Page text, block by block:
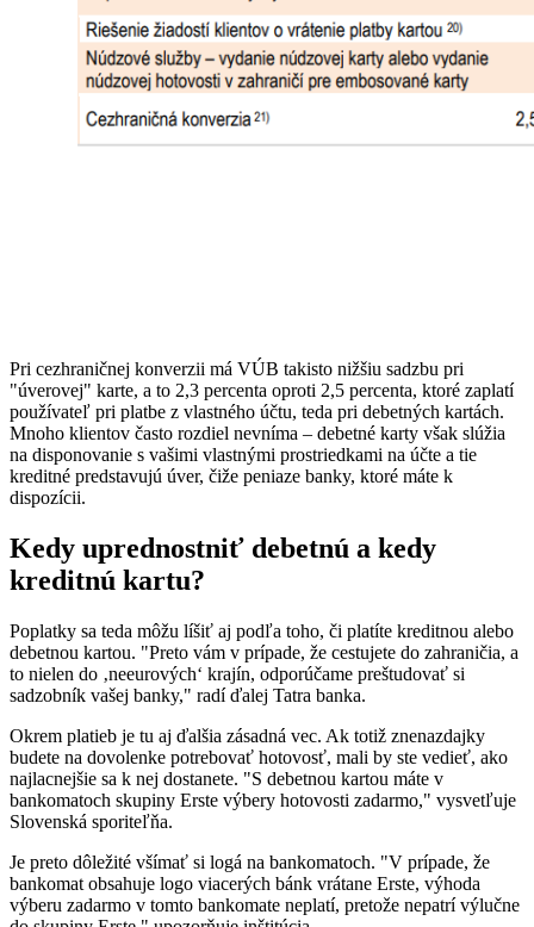
Pri cezhraničnej konverzii má VÚB takisto nižšiu sadzbu pri
"úverovej" karte, a to 2,3 percenta oproti 2,5 percenta, ktoré zaplatí
používateľ pri platbe z vlastného účtu, teda pri debetných kartách.
Mnoho klientov často rozdiel nevníma – debetné karty však slúžia
na disponovanie s vašimi vlastnými prostriedkami na účte a tie
kreditné predstavujú úver, čiže peniaze banky, ktoré máte k
dispozícii.
Kedy uprednostniť debetnú a kedy
kreditnú kartu?
Poplatky sa teda môžu líšiť aj podľa toho, či platíte kreditnou alebo
debetnou kartou. "Preto vám v prípade, že cestujete do zahraničia, a
to nielen do ‚neeurových‘ krajín, odporúčame preštudovať si
sadzobník vašej banky," radí ďalej Tatra banka.
Okrem platieb je tu aj ďalšia zásadná vec. Ak totiž znenazdajky
budete na dovolenke potrebovať hotovosť, mali by ste vedieť, ako
najlacnejšie sa k nej dostanete. "S debetnou kartou máte v
bankomatoch skupiny Erste výbery hotovosti zadarmo," vysvetľuje
Slovenská sporiteľňa.
Je preto dôležité všímať si logá na bankomatoch. "V prípade, že
bankomat obsahuje logo viacerých bánk vrátane Erste, výhoda
výberu zadarmo v tomto bankomate neplatí, pretože nepatrí výlučne